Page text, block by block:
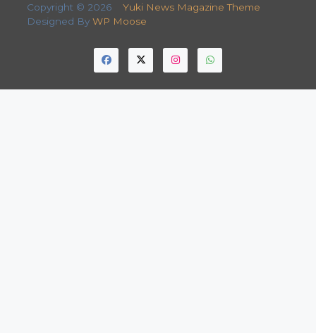
Copyright © 2026 Yuki News Magazine Theme
Designed By WP Moose